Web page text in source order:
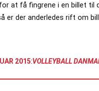
at få fingrene i en billet til
er der anderledes rift om
2015:VOLLEYBALL